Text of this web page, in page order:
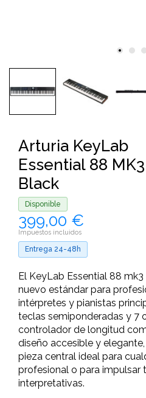
Arturia KeyLab
Essential 88 MK3
Black
Disponible
399,00 €
Impuestos incluidos
Entrega 24-48h
El KeyLab Essential 88
nuevo estándar para
intérpretes y pianistas
teclas semiponderadas y 7
controlador de longitud
diseño accesible y
pieza central ideal para
profesional o para impulsar
interpretativas.